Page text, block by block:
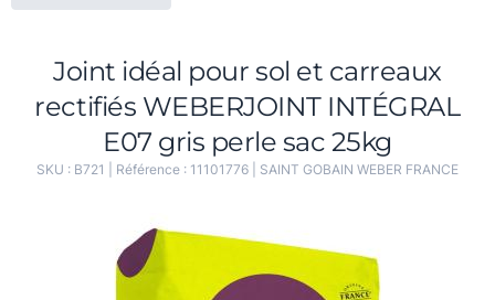
Joint idéal pour sol et carreaux
rectifiés WEBERJOINT INTÉGRAL
E07 gris perle sac 25kg
SKU : B721 | Référence : 11101776 SAINT GOBAIN WEBER FRANCE